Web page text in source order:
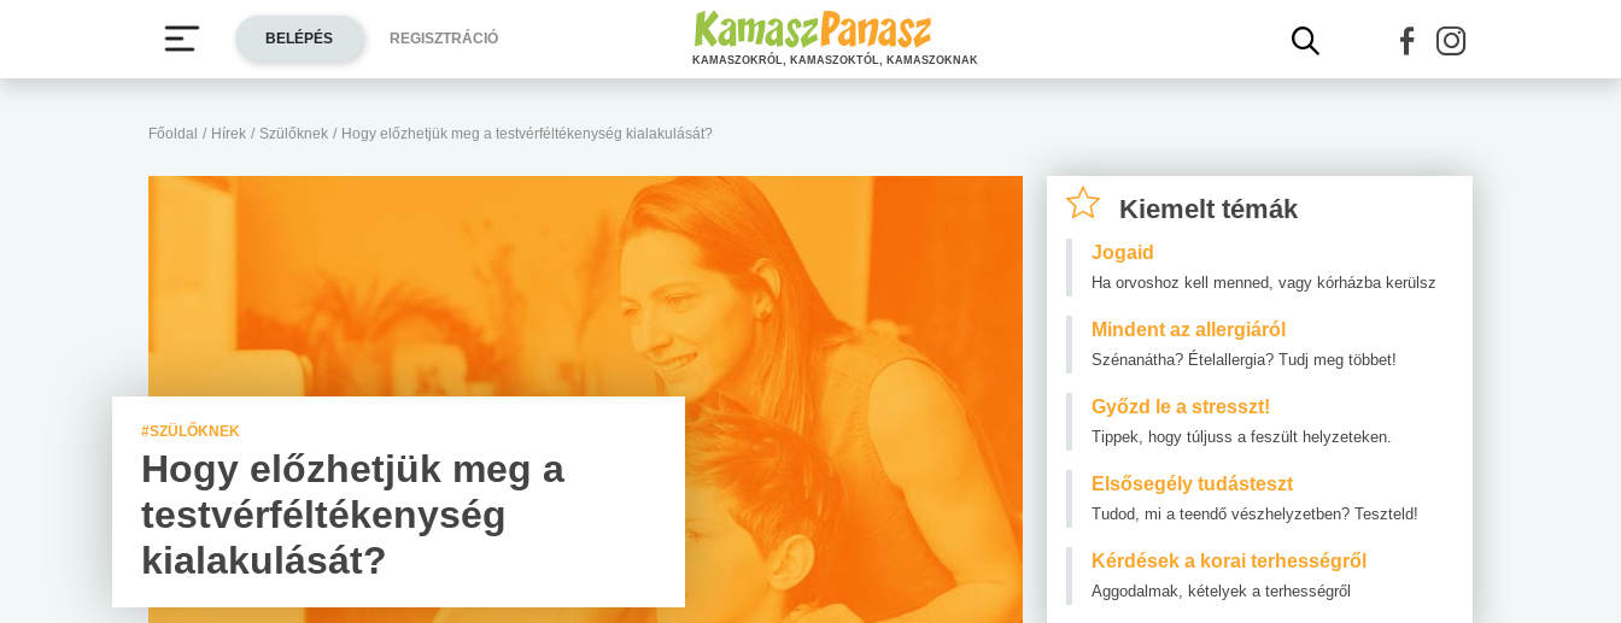
Főoldal / Hírek / Szülőknek / Hogy előzhetjük meg a testvérféltékenység kialakulását?
#SZÜLŐKNEK
Hogy előzhetjük meg a
testvérféltékenység
kialakulását?
Kiemelt témák
Jogaid
Ha orvoshoz kell menned, vagy kórházba kerülsz
Mindent az allergiáról
Szénanátha? Ételallergia? Tudj meg többet!
Győzd le a stresszt!
Tippek, hogy túljuss a feszült helyzeteken.
Elsősegély tudásteszt
Tudod, mi a teendő vészhelyzetben? Teszteld!
Kérdések a korai terhességről
Aggodalmak, kételyek a terhességről
BELÉPÉS REGISZTRÁCIÓ
KAMASZOKRÓL, KAMASZOKTÓL, KAMASZOKNAK